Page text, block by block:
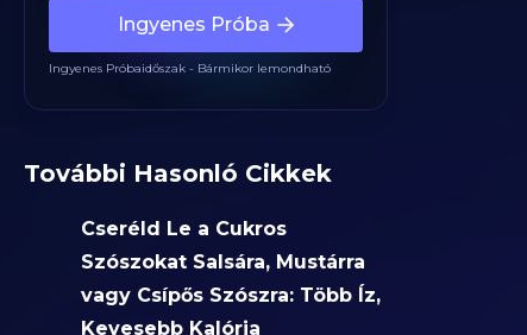
Ingyenes Próba
Ingyenes Próbaidőszak - Bármikor lemondható
További Hasonló Cikkek
Cseréld Le a Cukros
Szószokat Salsára, Mustárra
vagy Csípős Szószra: Több Íz,
Kevesebb Kalória